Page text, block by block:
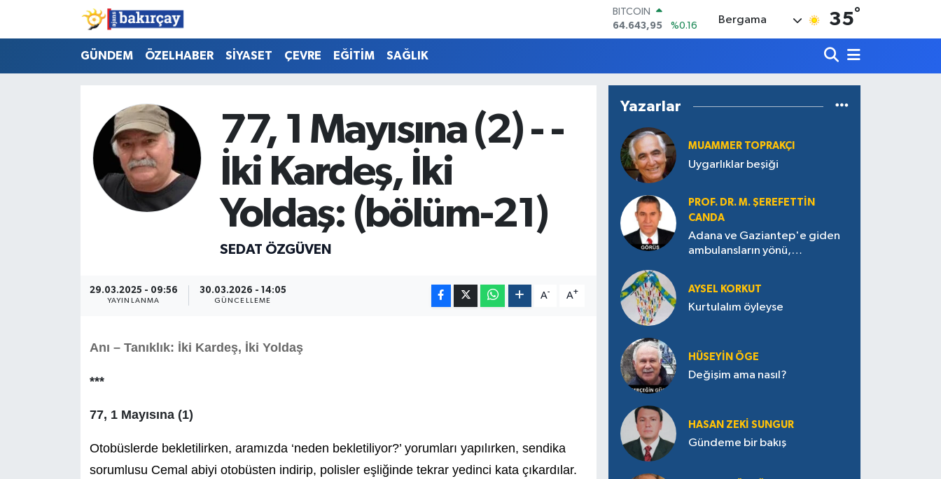
DOLAR
47,6006
%0.06
STERLİN
64,2398
%0.2
GRAM ALTIN
6500.87
%0.12
BİST100
13.799
%70
Bergama 35°
GÜNDEM ÖZELHABER SİYASET ÇEVRE EĞİTİM SAĞLIK
77, 1 Mayısına (2) - -
İki Kardeş, İki
Yoldaş: (bölüm-21)
SEDAT ÖZGÜVEN
29.03.2025 - 09:56
YAYINLANMA
30.03.2026 - 14:05
GÜNCELLEME
A- A+
Anı – Tanıklık: İki Kardeş, İki Yoldaş
***
77, 1 Mayısına (1)
Otobüslerde bekletilirken, aramızda ‘neden bekletiliyor?’ yorumları yapılırken, sendika
sorumlusu Cemal abiyi otobüsten indirip, polisler eşliğinde tekrar yedinci kata çıkardılar.
Yazarlar
MUAMMER TOPRAKÇI
Uygarlıklar beşiği
PROF. DR. M. ŞEREFETTIN
CANDA
Adana ve Gaziantep'e giden
ambulansların yönü,
AYSEL KORKUT
Kurtulalım öyleyse
HÜSEYIN ÖGE
Değişim ama nasıl?
HASAN ZEKI SUNGUR
Gündeme bir bakış
İzmir Nöbetçi Eczaneler
İzmir Namaz Vakitleri
İzmir Trafik Yoğunluk Haritası
Süper Lig Puan Durumu ve Fikstür